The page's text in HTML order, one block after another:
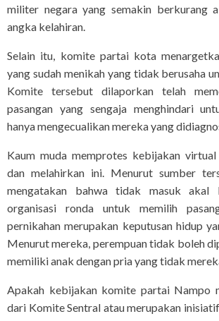
militer negara yang semakin berkurang
angka kelahiran.
Selain itu, komite partai kota
yang sudah menikah yang tidak berusaha
Komite tersebut dilaporkan telah
pasangan yang sengaja menghindari
hanya mengecualikan mereka yang
Kaum muda memprotes kebijakan
dan melahirkan ini. Menurut sumber
mengatakan bahwa tidak masuk akal
organisasi ronda untuk memilih
pernikahan merupakan keputusan hidup
Menurut mereka, perempuan tidak boleh
memiliki anak dengan pria yang tidak
Apakah kebijakan komite partai Nampo
dari Komite Sentral atau merupakan